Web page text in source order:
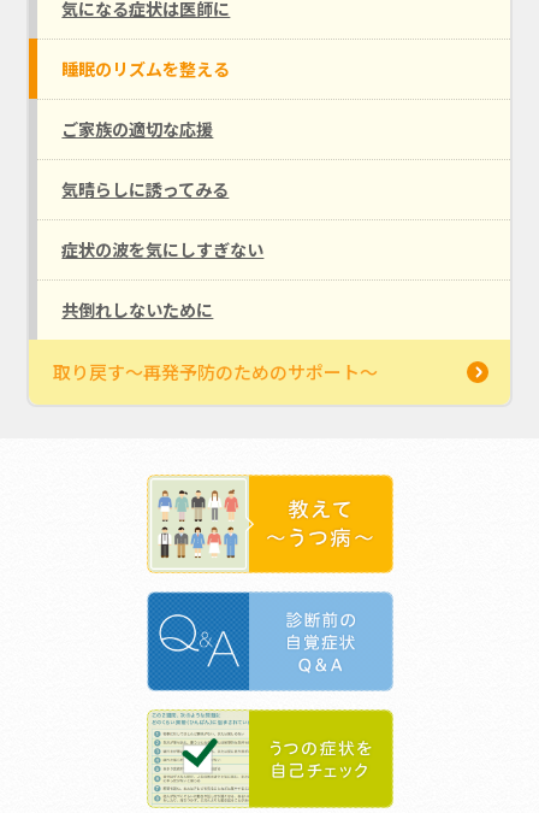
気になる症状は医師に
睡眠のリズムを整える
ご家族の適切な応援
気晴らしに誘ってみる
症状の波を気にしすぎない
共倒れしないために
取り戻す～再発予防のためのサポート～